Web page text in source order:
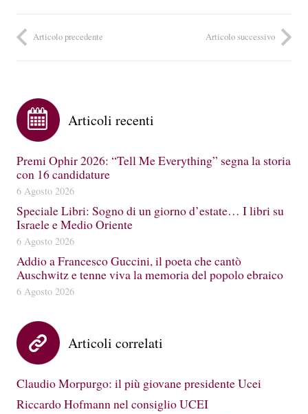
Articolo precedente Articolo successivo
Articoli recenti
Premi Ophir 2026: “Tell Me Everything” segna la storia
con 16 candidature
6 Agosto 2026
Speciale Libri: Sogno di un giorno d’estate… I libri su
Israele e Medio Oriente
6 Agosto 2026
Addio a Francesco Guccini, il poeta che cantò
Auschwitz e tenne viva la memoria del popolo ebraico
6 Agosto 2026
Articoli correlati
Claudio Morpurgo: il più giovane presidente Ucei
Riccardo Hofmann nel consiglio UCEI